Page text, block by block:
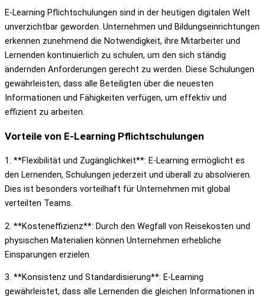
E-Learning Pflichtschulungen sind in der heutigen digitalen Welt
unverzichtbar geworden. Unternehmen und Bildungseinrichtungen
erkennen zunehmend die Notwendigkeit, ihre Mitarbeiter und
Lernenden kontinuierlich zu schulen, um den sich ständig
ändernden Anforderungen gerecht zu werden. Diese Schulungen
gewährleisten, dass alle Beteiligten über die neuesten
Informationen und Fähigkeiten verfügen, um effektiv und
effizient zu arbeiten.
Vorteile von E-Learning Pflichtschulungen
1. **Flexibilität und Zugänglichkeit**: E-Learning ermöglicht es
den Lernenden, Schulungen jederzeit und überall zu absolvieren.
Dies ist besonders vorteilhaft für Unternehmen mit global
verteilten Teams.
2. **Kosteneffizienz**: Durch den Wegfall von Reisekosten und
physischen Materialien können Unternehmen erhebliche
Einsparungen erzielen.
3. **Konsistenz und Standardisierung**: E-Learning
gewährleistet, dass alle Lernenden die gleichen Informationen in